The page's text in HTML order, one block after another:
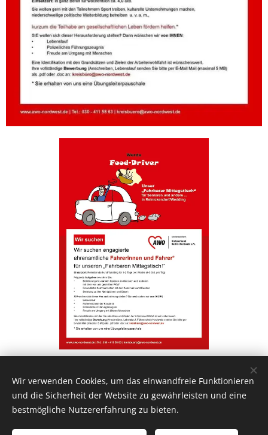
Wir verwenden Cookies, um das einwandfreie Funktionieren
und die Sicherheit der Website zu gewährleisten und eine
bestmögliche Nutzererfahrung zu bieten.